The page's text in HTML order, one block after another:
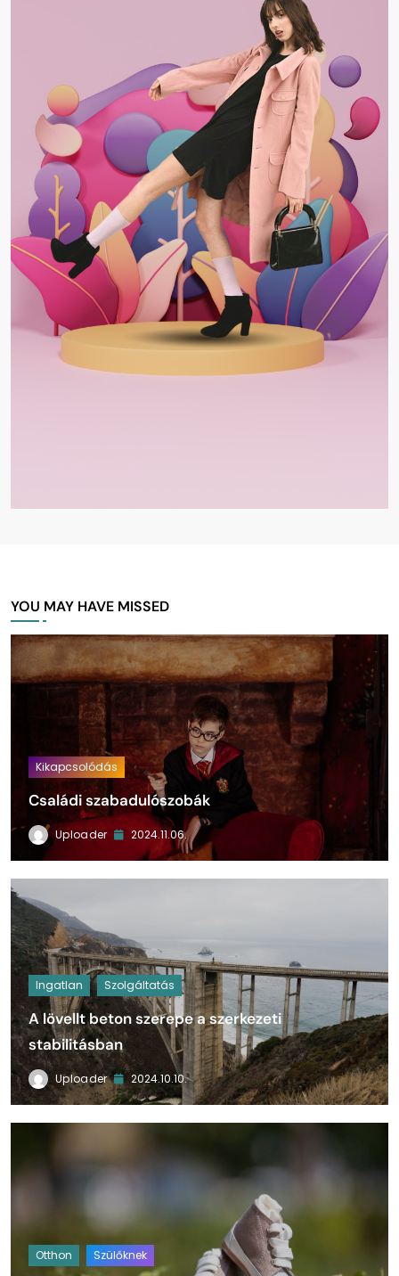
YOU MAY HAVE MISSED
Kikapcsolódás
Családi szabadulószobák
Uploader 2024.11.06.
Ingatlan Szolgáltatás
A lövellt beton szerepe a szerkezeti
stabilitásban
Uploader 2024.10.10.
Otthon Szülőknek